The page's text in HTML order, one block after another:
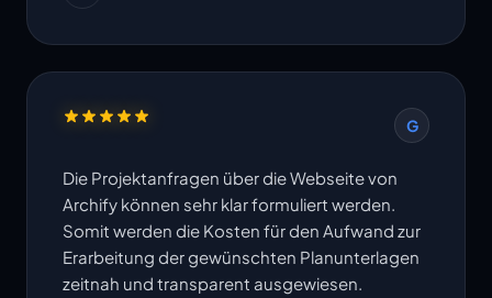
G
Die Projektanfragen über die Webseite von
Archify können sehr klar formuliert werden.
Somit werden die Kosten für den Aufwand zur
Erarbeitung der gewünschten Planunterlagen
zeitnah und transparent ausgewiesen.